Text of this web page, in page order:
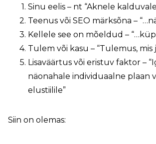
Sinu eelis – nt “Aknele
Teenus või SEO märksõna –
Kellele see on mõeldud –
Tulem või kasu – “Tulemus, mis
Lisaväärtus või eristuv faktor –
näonahale individuaalne plaan
elustiilile”
Siin on olemas: